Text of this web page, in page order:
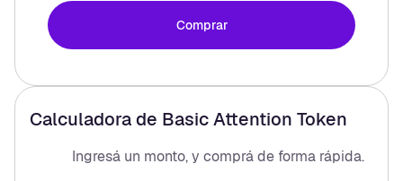
Comprar
Calculadora de Basic Attention Token
Ingresá un monto, y compráde forma rápida.